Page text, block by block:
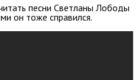
песни Светланы Лободы
он тоже справился.